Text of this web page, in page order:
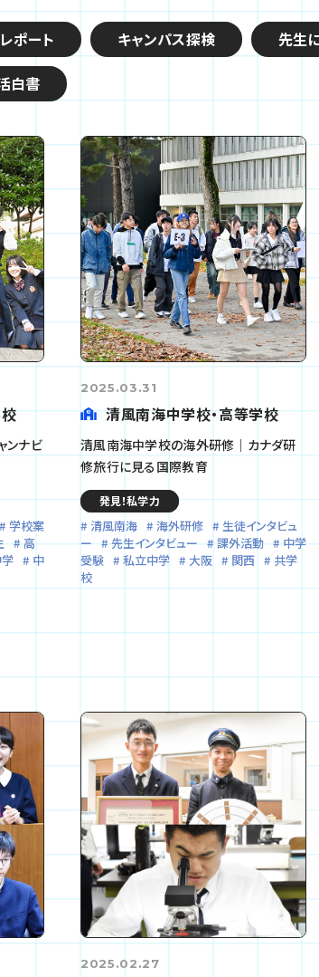
ポート キャンパス探検 先生
白書
ンナビ
学校案
高
中
2025.03.31
清風南海中学校・高等学校
清風南海中学校の海外研修｜カナダ研
修旅行に見る国際教育
発見！私学力
清風南海 海外研修
生徒インタビュ
ー
先生インタビュー 課外活動
中学
受験
私立中学 大阪 関西
共学
校
2025.02.27